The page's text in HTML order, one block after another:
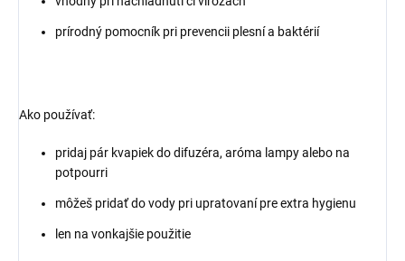
prírodný pomocník pri prevencii plesní a baktérií
Ako používať:
pridaj pár kvapiek do difuzéra, aróma lampy alebo na
potpourri
môžeš pridať do vody pri upratovaní pre extra hygienu
len na vonkajšie použitie